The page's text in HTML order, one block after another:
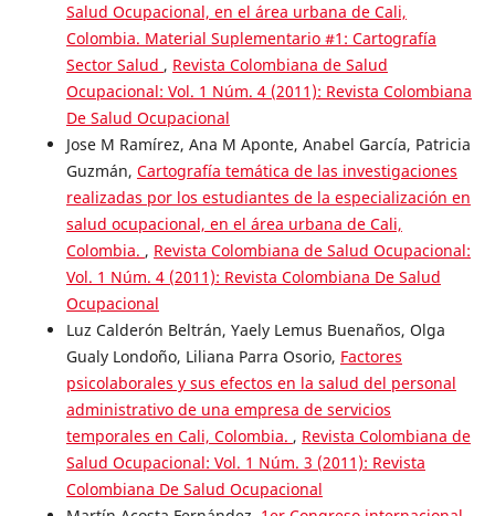
Salud Ocupacional, en el área urbana de Cali,
Colombia. Material Suplementario #1: Cartografía
Sector Salud , Revista Colombiana de Salud
Ocupacional: Vol. 1 Núm. 4 (2011): Revista Colombiana
De Salud Ocupacional
Jose M Ramírez, Ana M Aponte, Anabel García, Patricia
Guzmán, Cartografía temática de las investigaciones
realizadas por los estudiantes de la especialización en
salud ocupacional, en el área urbana de Cali,
Colombia. , Revista Colombiana de Salud Ocupacional:
Vol. 1 Núm. 4 (2011): Revista Colombiana De Salud
Ocupacional
Luz Calderón Beltrán, Yaely Lemus Buenaños, Olga
Gualy Londoño, Liliana Parra Osorio, Factores
psicolaborales y sus efectos en la salud del personal
administrativo de una empresa de servicios
temporales en Cali, Colombia. , Revista Colombiana de
Salud Ocupacional: Vol. 1 Núm. 3 (2011): Revista
Colombiana De Salud Ocupacional